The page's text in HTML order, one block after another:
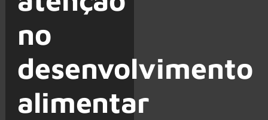
no
desenvolvimento
alimentar